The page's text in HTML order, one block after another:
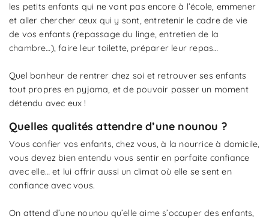
les petits enfants qui ne vont pas encore à l’école, emmener
et aller chercher ceux qui y sont, entretenir le cadre de vie
de vos enfants (repassage du linge, entretien de la
chambre…), faire leur toilette, préparer leur repas…
Quel bonheur de rentrer chez soi et retrouver ses enfants
tout propres en pyjama, et de pouvoir passer un moment
détendu avec eux !
Quelles qualités attendre d’une nounou ?
Vous confier vos enfants, chez vous, à la nourrice à domicile,
vous devez bien entendu vous sentir en parfaite confiance
avec elle… et lui offrir aussi un climat où elle se sent en
confiance avec vous.
On attend d’une nounou qu’elle aime s’occuper des enfants,